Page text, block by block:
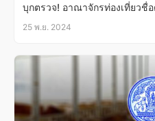
บุกตรวจ! อาณาจักรท่องเที่ยวชื่
25 พ.ย. 2024